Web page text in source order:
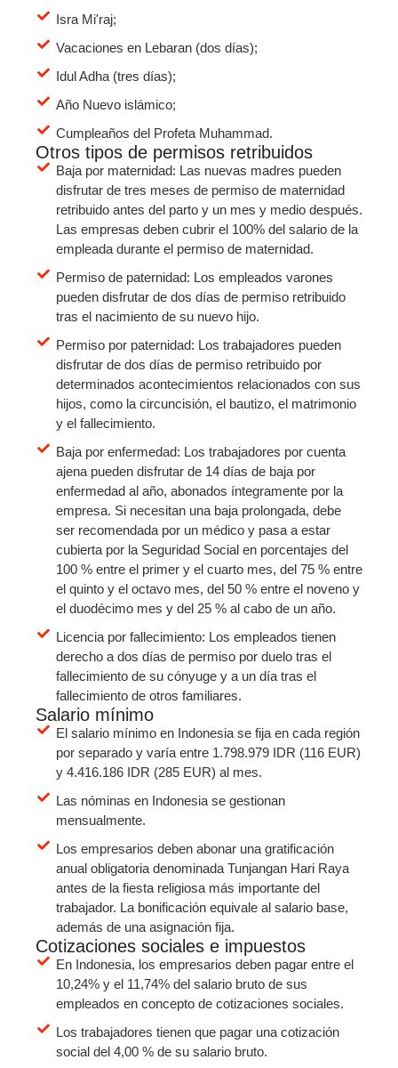
Isra Mi'raj;
Vacaciones en Lebaran (dos días);
Idul Adha (tres días);
Año Nuevo islámico;
Cumpleaños del Profeta Muhammad.
Otros tipos de permisos retribuidos
Baja por maternidad: Las nuevas madres pueden
disfrutar de tres meses de permiso de maternidad
retribuido antes del parto y un mes y medio después.
Las empresas deben cubrir el 100% del salario de la
empleada durante el permiso de maternidad.
Permiso de paternidad: Los empleados varones
pueden disfrutar de dos días de permiso retribuido
tras el nacimiento de su nuevo hijo.
Permiso por paternidad: Los trabajadores pueden
disfrutar de dos días de permiso retribuido por
determinados acontecimientos relacionados con sus
hijos, como la circuncisión, el bautizo, el matrimonio
y el fallecimiento.
Baja por enfermedad: Los trabajadores por cuenta
ajena pueden disfrutar de 14 días de baja por
enfermedad al año, abonados íntegramente por la
empresa. Si necesitan una baja prolongada, debe
ser recomendada por un médico y pasa a estar
cubierta por la Seguridad Social en porcentajes del
100 % entre el primer y el cuarto mes, del 75 % entre
el quinto y el octavo mes, del 50 % entre el noveno y
el duodécimo mes y del 25 % al cabo de un año.
Licencia por fallecimiento: Los empleados tienen
derecho a dos días de permiso por duelo tras el
fallecimiento de su cónyuge y a un día tras el
fallecimiento de otros familiares.
Salario mínimo
El salario mínimo en Indonesia se fija en cada región
por separado y varía entre 1.798.979 IDR (116 EUR)
y 4.416.186 IDR (285 EUR) al mes.
Las nóminas en Indonesia se gestionan
mensualmente.
Los empresarios deben abonar una gratificación
anual obligatoria denominada Tunjangan Hari Raya
antes de la fiesta religiosa más importante del
trabajador. La bonificación equivale al salario base,
además de una asignación fija.
Cotizaciones sociales e impuestos
En Indonesia, los empresarios deben pagar entre el
10,24% y el 11,74% del salario bruto de sus
empleados en concepto de cotizaciones sociales.
Los trabajadores tienen que pagar una cotización
social del 4,00 % de su salario bruto.